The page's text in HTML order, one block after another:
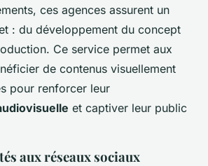
ces agences assurent un
: du développement du concept
Ce service permet aux
de contenus visuellement
pour renforcer leur
et captiver leur public
aux réseaux sociaux